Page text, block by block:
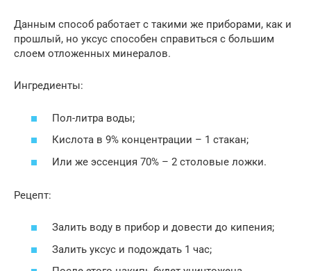
Данным способ работает с такими же приборами, как и
прошлый, но уксус способен справиться с большим
слоем отложенных минералов.
Ингредиенты:
Пол-литра воды;
Кислота в 9% концентрации – 1 стакан;
Или же эссенция 70% – 2 столовые ложки.
Рецепт:
Залить воду в прибор и довести до кипения;
Залить уксус и подождать 1 час;